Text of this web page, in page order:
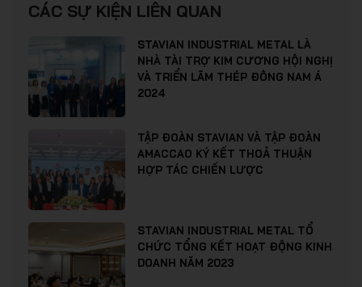
CÁC SỰ KIỆN LIÊN QUAN
STAVIAN INDUSTRIAL METAL LÀ
NHÀ TÀI TRỢ KIM CƯƠNG HỘI NGHỊ
VÀ TRIỂN LÃM THÉP ĐÔNG NAM Á
2024
TẬP ĐOÀN STAVIAN VÀ TẬP ĐOÀN
AMACCAO KÝ KẾT THOẢ THUẬN
HỢP TÁC CHIẾN LƯỢC
STAVIAN INDUSTRIAL METAL TỔ
CHỨC TỔNG KẾT HOẠT ĐỘNG KINH
DOANH NĂM 2023